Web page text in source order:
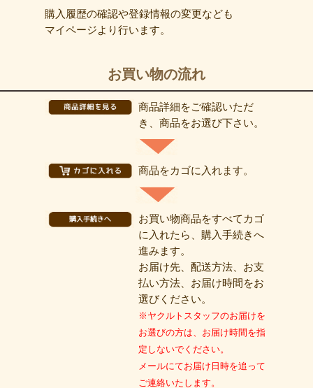
購入履歴の確認や登録情報の変更なども
マイページより行います。
お買い物の流れ
商品詳細をご確認いただ
き、商品をお選び下さい。
商品をカゴに入れます。
お買い物商品をすべてカゴ
に入れたら、購入手続きへ
進みます。
お届け先、配送方法、お支
払い方法、お届け時間をお
選びください。
※ヤクルトスタッフのお届けを
お選びの方は、お届け時間を指
定しないでください。
メールにてお届け日時を追って
ご連絡いたします。